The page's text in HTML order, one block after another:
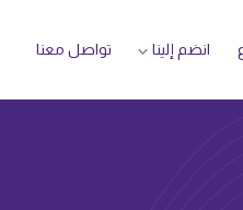
انضم إلينا‌ تواصل معنا